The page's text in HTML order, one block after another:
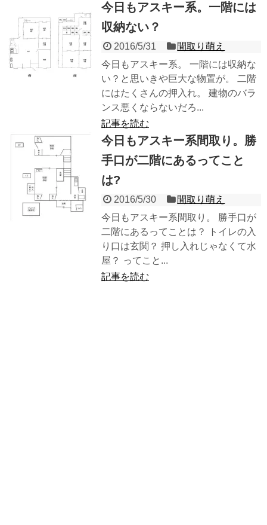
今日もアスキー系。一階には
収納ない？
2016/5/31
間取り萌え
今日もアスキー系。 一階には収納な
い？と思いきや巨大な物置が。 二階
にはたくさんの押入れ。 建物のバラ
ンス悪くならないだろ...
記事を読む
今日もアスキー系間取り。勝
手口が二階にあるってこと
は?
2016/5/30
間取り萌え
今日もアスキー系間取り。 勝手口が
二階にあるってことは？ トイレの入
り口は玄関？ 押し入れじゃなくて水
屋？ ってこと...
記事を読む